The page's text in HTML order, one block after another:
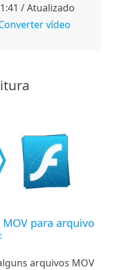
/ Atualizado
vídeo
para arquivo
arquivos MOV